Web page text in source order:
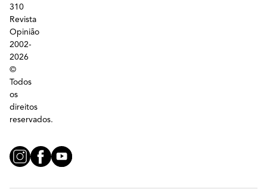
310
Revista
Opinião
2002-
2026
©
Todos
os
direitos
reservados.